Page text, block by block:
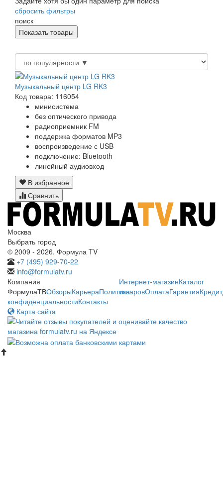
сбросить фильтры
поиск
Музыкальный центр LG RK3
Код товара: 116054
минисистема
без оптического привода
радиоприемник FM
поддержка форматов MP3
воспроизведение с USB
подключение: Bluetooth
линейный аудиовход
В избранное
Сравнить
Москва
Выбрать город
© 2009 - 2026. Формула TV
+7 (495) 929-70-22
info@formulatv.ru
Компания
ФормулаТВОбзорыКарьераПолитика
конфиденциальностиКонтакты
Интернет-магазинКаталог
товаровОплатаГарантияКредит
Карта сайта